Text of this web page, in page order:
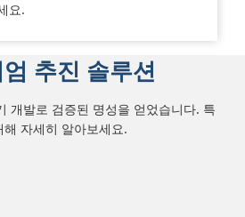
요.
추진 솔루션
개발로 검증된 명성을 얻었습니다. 특
해 자세히 알아보세요.